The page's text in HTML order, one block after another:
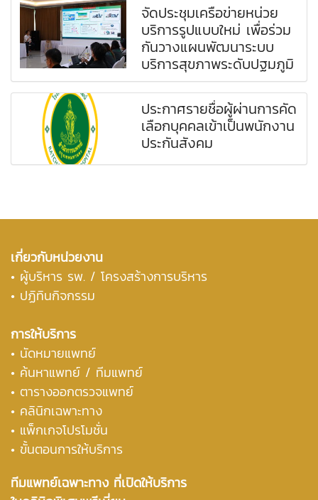
จัดประชุมเครือข่ายหน่วย
บริการรูปแบบใหม่ เพื่อร่วม
กันวางแผนพัฒนาระบบ
บริการสุขภาพระดับปฐมภูมิ
ประกาศรายชื่อผู้ผ่านการคัด
เลือกบุคคลเข้าเป็นพนักงาน
ประกันสังคม
เกี่ยวกับหน่วยงาน
• ผู้บริหาร รพ. / โครงสร้างการบริหาร
• ปฏิทินกิจกรรม
การให้บริการ
• นัดหมายแพทย์
• ค้นหาแพทย์ / ทีมแพทย์
• ตารางออกตรวจแพทย์
• คลินิกเฉพาะทาง
• แพ็กเกจโปรโมชั่น
• ขั้นตอนการให้บริการ
ทีมแพทย์เฉพาะทาง ที่เปิดให้บริการ